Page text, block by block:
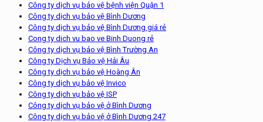
Công ty dịch vụ bảo vệ bệnh viện Quận 1
Công ty dịch vụ bảo vệ Bình Dương
Công ty dịch vụ bảo vệ Bình Dương giá rẻ
Cong ty dich vu bao ve Binh Duong rẻ
Công ty dịch vụ bảo vệ Bình Trường An
Công ty Dịch vụ Bảo vệ Hải Âu
Công ty dịch vụ bảo vệ Hoàng Ân
Công ty dịch vụ bảo vệ Invico
Công ty dịch vụ bảo vệ ISP
Công ty dịch vụ bảo vệ ở Bình Dương
Công ty dịch vụ bảo vệ ở Bình Dương 247